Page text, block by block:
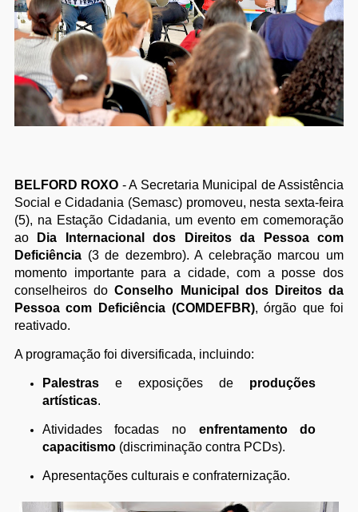
BELFORD ROXO - A Secretaria Municipal de Assistência
Social e Cidadania (Semasc) promoveu, nesta sexta-feira
(5), na Estação Cidadania, um evento em comemoração
ao
Dia Internacional dos Direitos da Pessoa com
Deficiência(3 de dezembro). A celebração marcou um
momento importante para a cidade, com a posse dos
conselheiros doConselho Municipal dos Direitos da
Pessoa com Deficiência (COMDEFBR), órgão que foi
reativado.
A programação foi diversificada, incluindo:
Palestrase exposições de produções
artísticas.
Atividades focadas no enfrentamento do
capacitismo(discriminação contra PCDs).
Apresentações culturais e confraternização.